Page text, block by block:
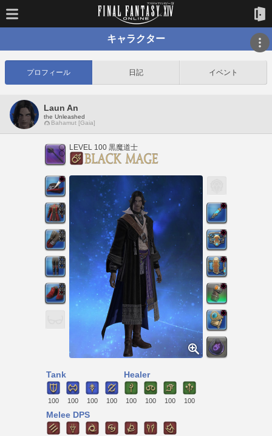
キャラクター
プロフィール 日記 イベント
Laun An
the Unleashed
Bahamut [Gaia]
LEVEL 100 黒魔道士
Tank
100 100 100 100
Healer
100 100 100 100
Melee DPS